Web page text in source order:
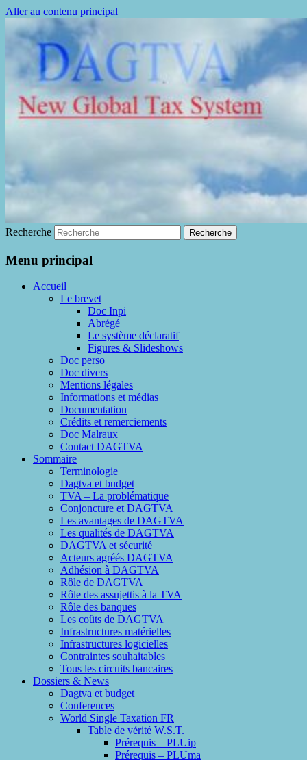
Aller au contenu principal
DAGTVA
La fin de la fraude à la TVA
Recherche
Menu principal
Accueil
Le brevet
Doc Inpi
Abrégé
Le système déclaratif
Figures & Slideshows
Doc perso
Doc divers
Mentions légales
Informations et médias
Documentation
Crédits et remerciements
Doc Malraux
Contact DAGTVA
Sommaire
Terminologie
Dagtva et budget
TVA – La problématique
Conjoncture et DAGTVA
Les avantages de DAGTVA
Les qualités de DAGTVA
DAGTVA et sécurité
Acteurs agréés DAGTVA
Adhésion à DAGTVA
Rôle de DAGTVA
Rôle des assujettis à la TVA
Rôle des banques
Les coûts de DAGTVA
Infrastructures matérielles
Infrastructures logicielles
Contraintes souhaitables
Tous les circuits bancaires
Dossiers & News
Dagtva et budget
Conferences
World Single Taxation FR
Table de vérité W.S.T.
Prérequis – PLUip
Prérequis – PLUma